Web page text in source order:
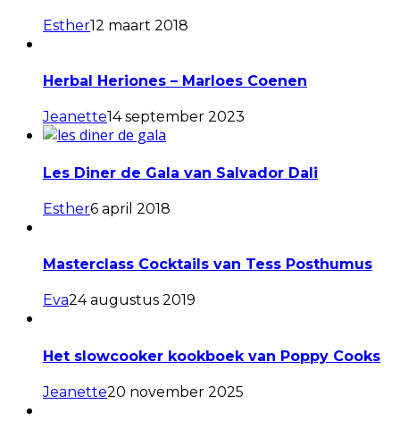
Esther12 maart 2018
Herbal Heriones – Marloes Coenen
Jeanette14 september 2023
Les Diner de Gala van Salvador Dali
Esther6 april 2018
Masterclass Cocktails van Tess Posthumus
Eva24 augustus 2019
Het slowcooker kookboek van Poppy Cooks
Jeanette20 november 2025